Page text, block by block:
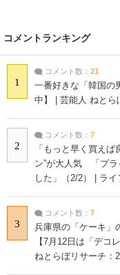
コメントランキング
1
コメント数： 21
一番好きな「韓国の
中】 | 芸能人 ねとら
2
コメント数： 7
「もっと早く買え
ン”が大人気 「プラ
した」（2/2） | ラ
3
コメント数： 7
兵庫県の「ケーキ」
【7月12日は「デコ
ねとらぼリサーチ：